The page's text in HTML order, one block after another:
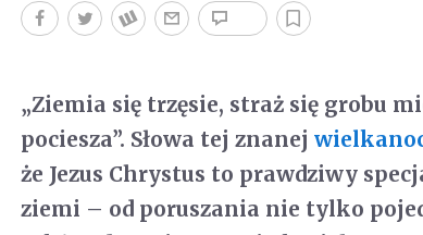
„Ziemia się trzęsie, straż się grobu
pociesza”. Słowa tej znanej
że Jezus Chrystus to prawdziwy
ziemi – od poruszania nie tylko